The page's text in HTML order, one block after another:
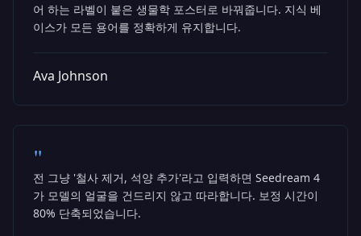
어 하는 라벨이 붙은 생물학 포스터로 바꿔줍니다. 지식 베
이스가 모든 용어를 정확하게 유지합니다.
Ava Johnson
"
전 그냥 '철사 제거, 석양 추가'라고 입력하면 Seedream 4
가 모델의 얼굴을 건드리지 않고 따라합니다. 보정 시간이
80% 단축되었습니다.